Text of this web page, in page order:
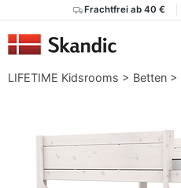
Frachtfrei ab 40 €
LIFETIME Kidsrooms > Betten >